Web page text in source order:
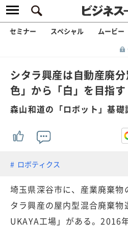
セミナー スペシャル ムービー
シタラ興産は自動産廃
色」から「白」を目指す
森山和道の「ロボット」基礎
ロボティクス
埼玉県深谷市に、産業廃棄物
タラ興産の屋内型混合廃棄
UKAYA工場」がある。2016